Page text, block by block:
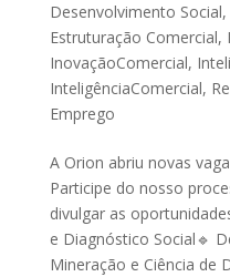
Desenvolvimento Social,
Estruturação Comercial,
InovaçãoComercial,
InteligênciaComercial,
Emprego
A Orion abriu novas
Participe do nosso
divulgar as
e Diagnóstico Social🔹
Mineração e Ciência de